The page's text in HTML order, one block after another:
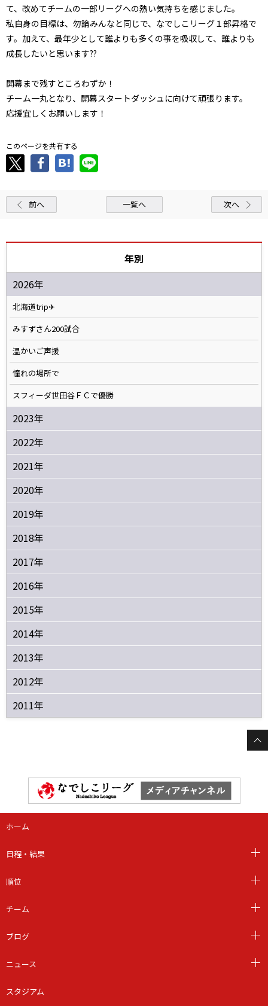
て、改めてチームの一部リーグへの熱い気持ちを感じました。
私自身の目標は、勿論みんなと同じで、なでしこリーグ１部昇格で
す。加えて、最年少として誰よりも多くの事を吸収して、誰よりも
成長したいと思います??
開幕まで残すところわずか！
チーム一丸となり、開幕スタートダッシュに向けて頑張ります。
応援宜しくお願いします！
このページを共有する
前へ 一覧へ 次へ
年別
2026年
北海道trip✈
みすずさん200試合
温かいご声援
憧れの場所で
スフィーダ世田谷ＦＣで優勝
2023年
2022年
2021年
2020年
2019年
2018年
2017年
2016年
2015年
2014年
2013年
2012年
2011年
ホーム
日程・結果
順位
チーム
ブログ
ニュース
スタジアム